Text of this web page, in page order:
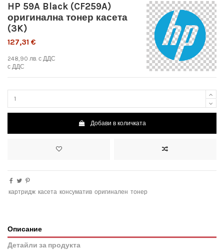
HP 59A Black (CF259A)
оригинална тонер касета
(3K)
127,31 €
248,90 лв. с ДДС
с ДДС
Добави в количката
картридж касета консуматив оригинален тонер
Описание
Детайли за продукта